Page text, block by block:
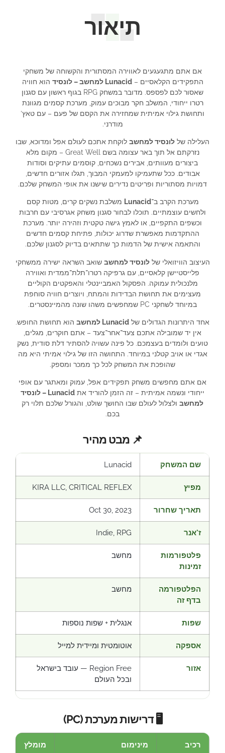
תיאור
אם אתם מתגעגעים לאווירה המסתורית והקשוחה של משחקי
התפקידים הקלאסיים –Lunacid למחשב – לונסיד
הוא חוויה
שאסור לכם לפספס. מדובר במשחק RPG בגוף ראשון עם סגנון
רטרו ייחודי, המשלב חקר מבוכים עמוק, מערכת קסמים מגוונת
ותחושת גילוי אמיתית שמחזירה את הקסם של פעם – עם טאץ’
מודרני.
העלילה של לונסיד למחשב לוקחת אתכם לעולם אפל ומדוכא, שבו
נזרקתם אל תוך באר עצומה בשם Great Well – מקום מלא
ביצורים מעוותים, אבירים נשכחים, קוסמים עתיקים וסודות
אבודים. ככל שתעמיקו למעמקי המבוך, תגלו אזורים חדשים,
דמויות מסתוריות ופריטים נדירים שישנו את אופי המשחק שלכם.
מערכת הקרב ב־Lunacid משלבת נשקים קרים, מטות קסם
ולחשים עוצמתיים. תוכלו לבחור סגנון משחק אגרסיבי עם חרבות
וכשפים התקפיים, או לאמץ גישה טקטית וזהירה יותר. מערכת
ההתקדמות מאפשרת שדרוג יכולות, פתיחת קסמים חדשים
והתאמה אישית של הדמות כך שתתאים בדיוק לסגנון שלכם.
העיצוב הוויזואלי שללונסיד למחשב שואב השראה ישירה ממשחקי
פלייסטיישן קלאסיים, עם גרפיקה רטרו־תלת־ממדית ואווירה
מלנכולית עמוקה. הפסקול האמביינטלי והאפקטים הקוליים
מעצימים את תחושת הבדידות והמתח, ויוצרים חוויה סוחפת
במיוחד לשחקני PC שמחפשים משהו שונה מהמיינסטרים.
אחד היתרונות הגדולים של Lunacid למחשב
הוא תחושת החופש.
אין יד שמובילה אתכם צעד־אחר־צעד – אתם חוקרים, מגלים,
טועים ולומדים בעצמכם. כל פינה עשויה להסתיר דלת סודית, נשק
אגדי או אויב קטלני במיוחד. התחושה הזו של גילוי אמיתי היא מה
שהופכת את המשחק לכל כך ממכר ומספק.
אם אתם מחפשים משחק תפקידים אפל, עמוק ומאתגר עם אופי
ייחודי ונשמה אמיתית – זה הזמן להוריד את
Lunacid – לונסיד
למחשב ולצלול לעולם שבו החושך שולט, והגורל שלכם תלוי רק
בכם.
📌 מבט מהיר
שם המשחק Lunacid
מפיץ KIRA LLC, CRITICAL REFLEX
תאריך שחרור Oct 30, 2023
ז'אנר Indie, RPG
פלטפורמות
זמינות
מחשב
הפלטפורמה
בדף זה
מחשב
שפות אנגלית + שפות נוספות
אספקה אוטומטית ומיידית למייל
אזור
Region Free — עובד בישראל
ובכל העולם
🖥️ דרישות מערכת (PC)
רכיב מינימום מומלץ